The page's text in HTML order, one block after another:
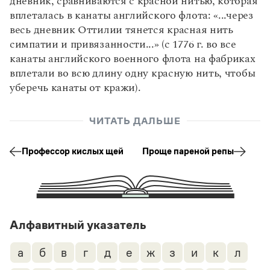
Словари русского языка как государственного
Справочники
Правила русской орфографии и пунктуации
Русский язык. Краткий теоретический курс
Письмовник
Справочник по фразеологии
Словарь-справочник непростые слова
Все справочники портала
Журнал
Новости и события
Управление в русском языке
Словарь русских имён
Словарь методических терминов
Правила русской орфографии и пунктуации
(1956)
вплеталась в канаты английского флота: «...через
весь дневник Оттилии тянется красная нить
симпатии и привязанности...» (с 1776 г. во все
канаты английского военного флота на фабриках
вплетали во всю длину одну красную нить, чтобы
уберечь канаты от кражи).
ЧИТАТЬ ДАЛЬШЕ
Профессор кислых щей Проще пареной репы
Алфавитный указатель
а б в г д е ж з и к
л